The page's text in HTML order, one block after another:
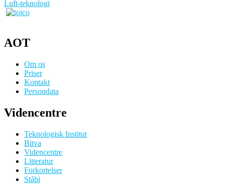
Luft-teknologi
AOT
Om os
Priser
Kontakt
Persondata
Videncentre
Teknologisk Institut
Bitva
Videncentre
Litteratur
Forkortelser
Ståbi